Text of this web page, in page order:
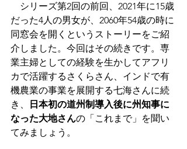
シリーズ第2回の前回、2021年に15歳
だった4人の男女が、2060年54歳の時に
同窓会を開くというストーリーをご紹
介しました。今回はその続きです。専
業主婦としての経験を生かしてアフリ
カで活躍するさくらさん、インドで有
機農業の事業を展開する七海さんに続
き、
日本初の道州制導入後に州知事に
なった大地さんの「これまで」を聞い
てみましょう。